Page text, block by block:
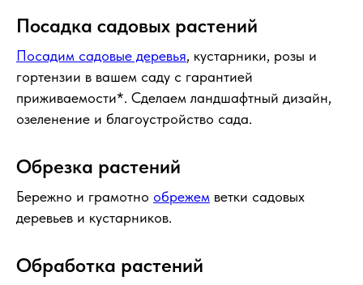
Посадка садовых растений
Посадим садовые деревья, кустарники, розы и
гортензии в вашем саду с гарантией
приживаемости*. Сделаем ландшафтный дизайн,
озеленение и благоустройство сада.
Обрезка растений
Бережно и грамотно обрежем ветки садовых
деревьев и кустарников.
Обработка растений